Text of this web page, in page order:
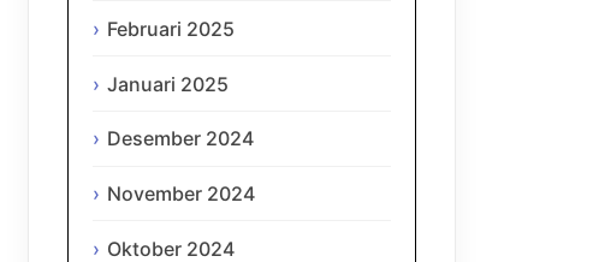
Februari 2025
Januari 2025
Desember 2024
November 2024
Oktober 2024